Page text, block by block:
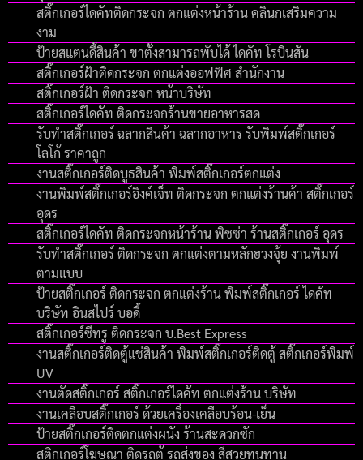
สติ๊กเกอร์ไดคัทติดกระจก ตกแต่งหน้าร้าน คลินกเสริมความ
งาม
ป้ายสแตนดี้สินค้า ขาตั้งสามารถพับได้ ไดคัท โรบินสัน
สติ๊กเกอร์ฝ้าติดกระจก ตกแต่งออฟฟิศ สำนักงาน
สติ๊กเกอร์ฝ้า ติดกระจก หน้าบริษัท
สติ๊กเกอร์ไดคัท ติดกระจกร้านขายอาหารสด
รับทําสติ๊กเกอร์ ฉลากสินค้า ฉลากอาหาร รับพิมพ์สติ๊กเกอร์
โลโก้ ราคาถูก
งานสติ๊กเกอร์ติดบูธสินค้า พิมพ์สติ๊กเกอร์ตกแต่ง
งานพิมพ์สติ๊กเกอร์อิงค์เจ็ท ติดกระจก ตกแต่งร้านค้า สติ๊กเกอร์
อุดร
สติ๊กเกอร์ไดคัท ติดกระจกหน้าร้าน พิซซ่า ร้านสติ๊กเกอร์ อุดร
รับทำสติ๊กเกอร์ ติดกระจก ตกแต่งตามหลักฮวงจุ้ย งานพิมพ์
ตามแบบ
ป้ายสติ๊กเกอร์ ติดกระจก ตกแต่งร้าน พิมพ์สติ๊กเกอร์ ไดคัท
บริษัท อินสไปร์ บอดี้
สติ๊กเกอร์ซีทรู ติดกระจก บ.Best Express
งานสติ๊กเกอร์ติดตู้แช่สินค้า พิมพ์สติ๊กเกอร์ติดตู้ สติ๊กเกอร์พิมพ์
UV
งานตัดสติ๊กเกอร์ สติ๊กเกอร์ไดคัท ตกแต่งร้าน บริษัท
งานเคลือบสติ๊กเกอร์ ด้วยเครื่องเคลือบร้อน-เย็น
ป้ายสติ๊กเกอร์ติดตกแต่งผนัง ร้านสะดวกซัก
สติกเกอร์โฆษณา ติดรถตู้ รถส่งของ สีสวยทนทาน